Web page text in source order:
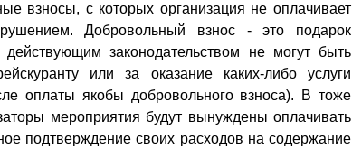
взносы, с которых организация не оплачивает
Добровольный взнос - это подарок
законодательством не могут быть
или за оказание каких-либо услуги
оплаты якобы добровольного взноса). В тоже
мероприятия будут вынуждены оплачивать
подтверждение своих расходов на содержание